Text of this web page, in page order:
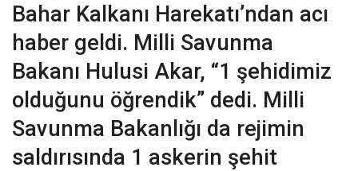
Bahar Kalkanı Harekatı’ndan acı
haber geldi. Milli Savunma
Bakanı Hulusi Akar, “1 şehidimiz
olduğunu öğrendik” dedi. Milli
Savunma Bakanlığı da rejimin
saldırısında 1 askerin şehit